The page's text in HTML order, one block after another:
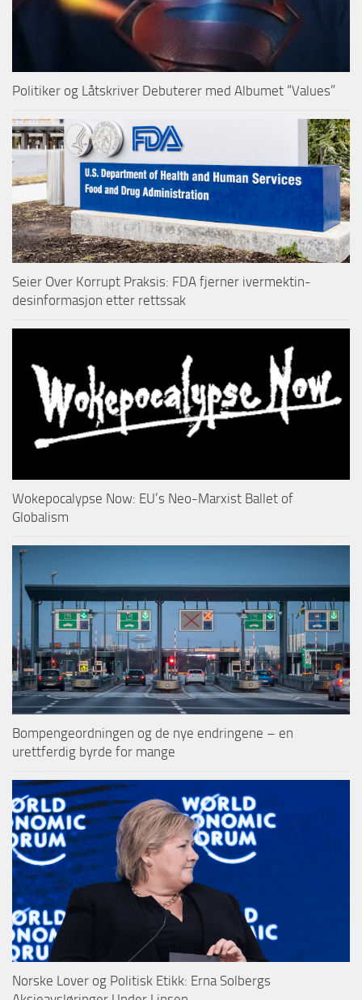
Politiker og Låtskriver Debuterer med Albumet “Values”
Seier Over Korrupt Praksis: FDA fjerner ivermektin-
desinformasjon etter rettssak
Wokepocalypse Now: EU’s Neo-Marxist Ballet of
Globalism
Bompengeordningen og de nye endringene – en
urettferdig byrde for mange
Norske Lover og Politisk Etikk: Erna Solbergs